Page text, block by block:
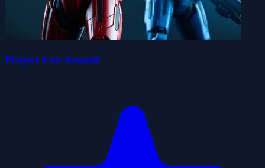
Project Exo Assault